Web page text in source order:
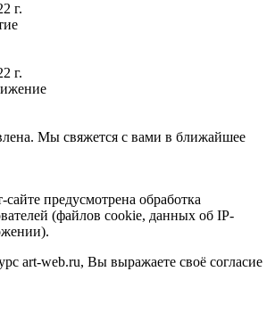
г.
г.
Мы свяжется с вами в ближайшее
предусмотрена обработка
(файлов cookie, данных об IP-
art-web.ru, Вы выражаете своё согласие